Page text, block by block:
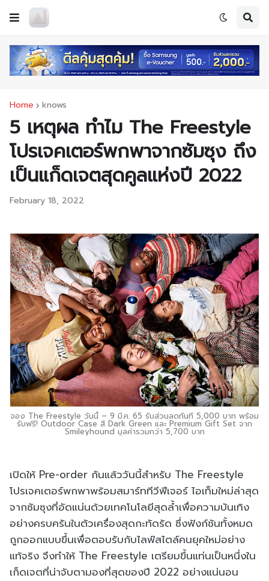
Home knows
5 เหตุผล ทำไม The Freestyle
โปรเจคเตอร์พกพาจากซัมซุง ถึง
เป็นแก็ดเจตสุดคูลแห่งปี 2022
February 18, 2022
จอง The Freestyle วันนี้ – 9 มี.ค. 65 รับส่วนลดทันที 5,000 บาท พร้อม
รับฟรี! Outdoor Case สี Dark Green และ Premium Gift Set จาก
Smileyhound มูลค่ารวมกว่า 5,700 บาท
เปิดให้ Pre-order กันแล้ววันนี้สำหรับ The Freestyle
โปรเจคเตอร์พกพาพร้อมสมาร์ททีวีฟีเจอร์ ไอเท็มใหม่ล่าสุด
จากซัมซุงที่อัดแน่นด้วยเทคโนโลยีสุดล้ำเพื่อความบันเทิง
อย่างครบครันในตัวเครื่องสุดกะทัดรัด ซึ่งฟังก์ชันทั้งหมด
ถูกออกแบบขึ้นเพื่อตอบรับกับไลฟ์สไตล์คนยุคใหม่อย่าง
แท้จริง จึงทำให้ The Freestyle เตรียมขึ้นแท่นเป็นหนึ่งใน
เก็ดเจตที่น่าจับตามองที่สุดของปี 2022 อย่างแน่นอน